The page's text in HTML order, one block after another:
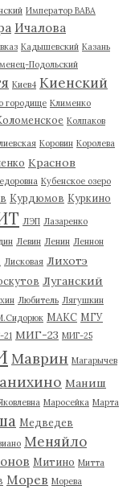
Император ВАВА
Ичалова
Кадышевский Казань
Подольский
Киев4 Киенский
городище Клименко
Колпаков
Коровин Королева
Краснов
Кубенское озеро
Курдюмов Куркино
ЛЭП Лазаренко
Левин Ленин Леннон
Лисковая Лихотэ
Луганский
Любитель Лягушкин
МАКС МГУ
МИГ-23 МИГ-25
Маврин Магарычев
Маниш
Маросейка Марта
Медведев
Меняйло
Митино Митта
Морев Морева